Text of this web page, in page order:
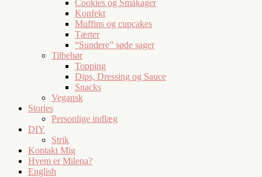
Cookies og Småkager
Konfekt
Muffins og cupcakes
Tærter
“Sundere” søde sager
Tilbehør
Topping
Dips, Dressing og Sauce
Snacks
Vegansk
Stories
Personlige indlæg
DIY
Strik
Kontakt Mig
Hvem er Milena?
English